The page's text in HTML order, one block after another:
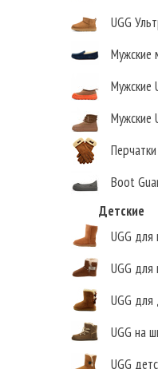
UGG
Мужские
Мужские
Мужские
Перчатки
Boot
Детские
UGG для
UGG
UGG
UGG на
UGG